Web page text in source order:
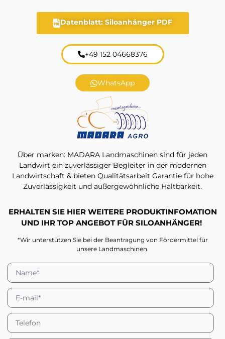
Datenblatt: Siloanhänger PDF
+49 152 04668376
WhatsApp
Über marken: MADARA Landmaschinen sind für jeden
Landwirt ein zuverlässiger Begleiter in der modernen
Landwirtschaft & bieten Qualitätsarbeit Garantie für hohe
Zuverlässigkeit und außergewöhnliche Haltbarkeit.
ERHALTEN SIE HIER WEITERE PRODUKTINFOMATION
UND IHR TOP ANGEBOT FÜR SILOANHÄNGER!
*Wir unterstützen Sie bei der Beantragung von Fördermittel für
unsere Landmaschinen.